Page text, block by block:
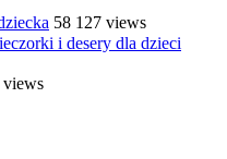
58 127 views
i desery dla dzieci
views